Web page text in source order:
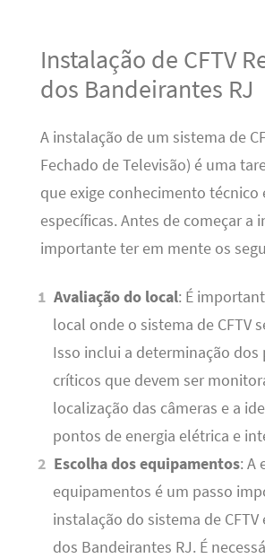
Instalação de CFTV
dos Bandeirantes RJ
A instalação de um sistema de
Fechado de Televisão) é uma
que exige conhecimento técnico
específicas. Antes de começar a
importante ter em mente os
Avaliação do local: É
local onde o sistema de CFTV
Isso inclui a determinação dos
críticos que devem ser
localização das câmeras e a
pontos de energia elétrica e
Escolha dos equipamentos: A
equipamentos é um passo
instalação do sistema de CFTV
dos Bandeirantes RJ. É